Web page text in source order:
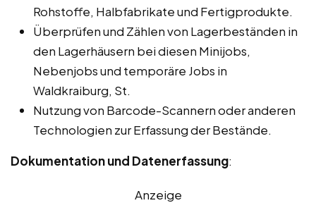
Rohstoffe, Halbfabrikate und Fertigprodukte.
Überprüfen und Zählen von Lagerbeständen in
den Lagerhäusern bei diesen Minijobs,
Nebenjobs und temporäre Jobs in
Waldkraiburg, St.
Nutzung von Barcode-Scannern oder anderen
Technologien zur Erfassung der Bestände.
Dokumentation und Datenerfassung:
Anzeige